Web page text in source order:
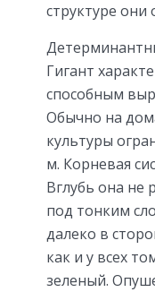
структуре они
Гигант
способным
Обычно на
культуры
м. Корневая
Вглубь она не
под тонким
далеко в
как и у всех
зеленый.